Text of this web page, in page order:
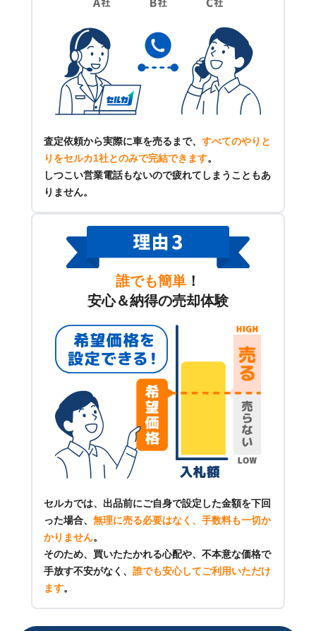
査定依頼から実際に車を売るまで、 すべてのやりと
りをセルカ1社とのみで完結できます。
しつこい営業電話もないので疲れてしまうこともあ
りません。
誰でも簡単 ！
安心＆納得の売却体験
セルカでは、出品前にご自身で設定した金額を下回
った場合、 無理に売る必要はなく、手数料も一切か
かりません。
そのため、買いたたかれる心配や、不本意な価格で
手放す不安がなく、 誰でも安心してご利用いただけ
ます。